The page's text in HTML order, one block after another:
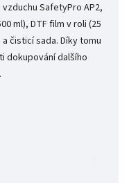
SafetyPro AP2,
ml), DTF film v roli (25
čisticí sada. Díky tomu
dokupování dalšího